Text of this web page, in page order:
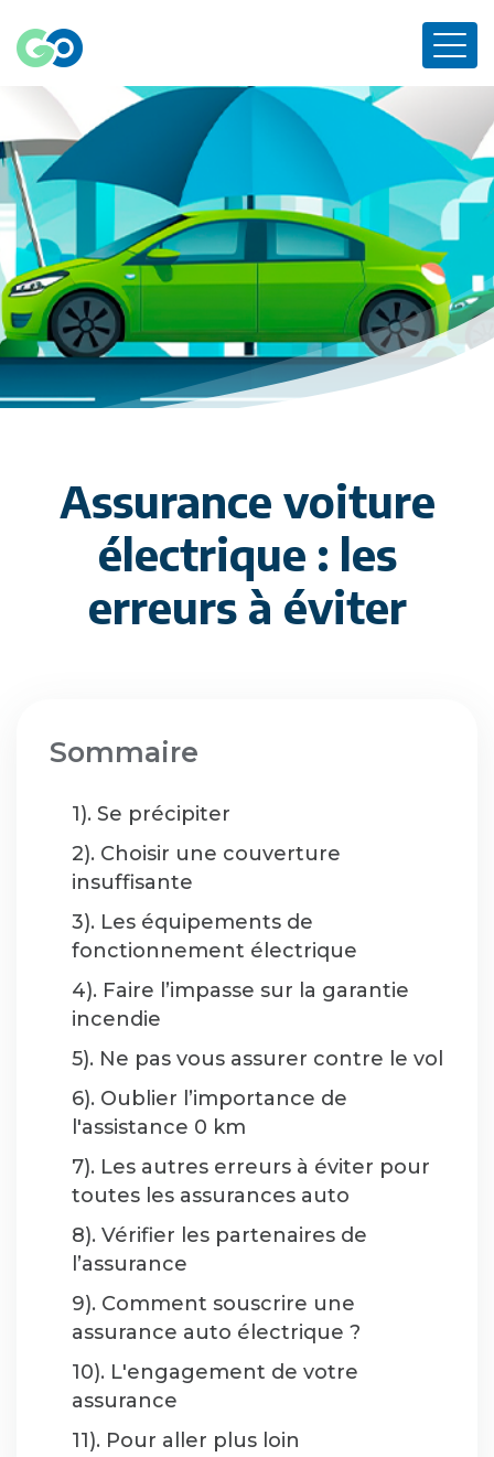
Assurance voiture
électrique : les
erreurs à éviter
Sommaire
1). Se précipiter
2). Choisir une couverture
insuffisante
3). Les équipements de
fonctionnement électrique
4). Faire l’impasse sur la garantie
incendie
5). Ne pas vous assurer contre le vol
6). Oublier l’importance de
l'assistance 0 km
7). Les autres erreurs à éviter pour
toutes les assurances auto
8). Vérifier les partenaires de
l’assurance
9). Comment souscrire une
assurance auto électrique ?
10). L'engagement de votre
assurance
11). Pour aller plus loin